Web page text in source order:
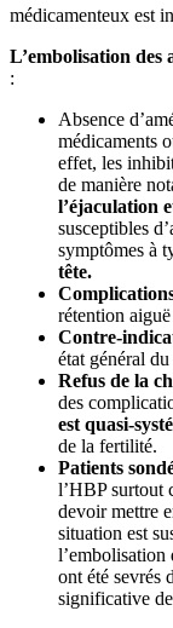
médicamenteux est
L’embolisation des
:
Absence
médicaments
effet, les
de manière
l’éjaculation
susceptibles
symptômes à
tête.
rétention
Contre-
état général
Refus de la
des
est quasi-
de la fertilité.
Patients
l’HBP surtout
devoir mettre
situation est
l’embolisation
ont été sevrés
significative